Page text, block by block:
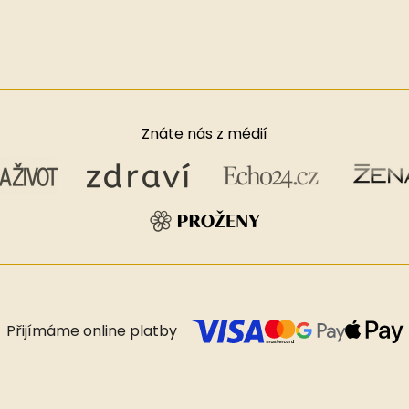
Znáte nás z médií
Přijímáme online platby